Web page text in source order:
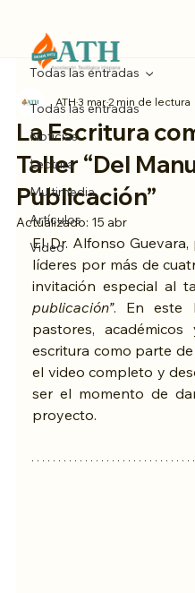
Todas las entradas
Noticias
Lectura
Multimedia
Artículos
Video
Todas las entradas
La Escritura
Taller “Del
Publicación”
ATH3 mar2 min de lectura
Actualizado: 15 abr
El Dr. Alfonso
líderes por más de
invitación especial al
publicación”. En este
pastores,
escritura como parte
el video completo y
ser el momento de
proyecto.